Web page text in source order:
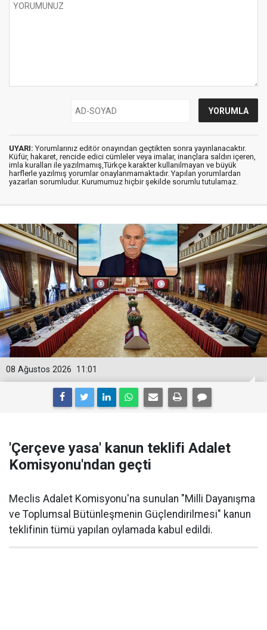
UYARI: Yorumlarınız editör onayından geçtikten sonra yayınlanacaktır.
Küfür, hakaret, rencide edici cümleler veya imalar, inançlara saldırı içeren,
imla kuralları ile yazılmamış,Türkçe karakter kullanılmayan ve büyük
harflerle yazılmış yorumlar onaylanmamaktadır. Yapılan yorumlardan
yazarları sorumludur. Kurumumuz hiçbir şekilde sorumlu tutulamaz.
11:01
08 Ağustos 2026
'Çerçeve yasa' kanun teklifi Adalet
Komisyonu'ndan geçti
Meclis Adalet Komisyonu'na sunulan "Milli Dayanışma
ve Toplumsal Bütünleşmenin Güçlendirilmesi" kanun
teklifinin tümü yapılan oylamada kabul edildi.